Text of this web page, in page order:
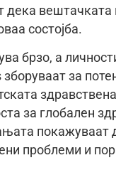
дека
состојба.
брзо, а
за
за глобален
покажуваат
проблеми и